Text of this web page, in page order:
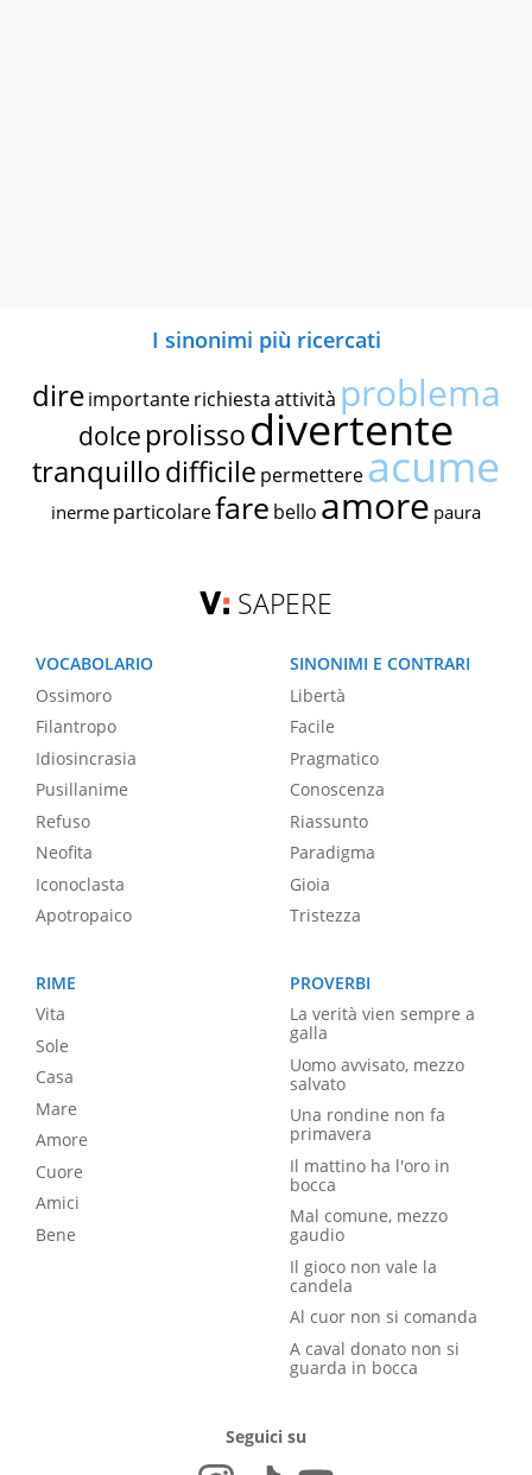
I sinonimi più ricercati
dire importante richiestaattività problema
dolce prolissodivertente
tranquillodifficile permettereacume
inerme particolarefare bello amore paura
SAPERE
VOCABOLARIO
Ossimoro
Filantropo
Idiosincrasia
Pusillanime
Refuso
Neofita
Iconoclasta
Apotropaico
SINONIMI E CONTRARI
Libertà
Facile
Pragmatico
Conoscenza
Riassunto
Paradigma
Gioia
Tristezza
RIME
Vita
Sole
Casa
Mare
Amore
Cuore
Amici
Bene
PROVERBI
La verità vien sempre a
galla
Uomo avvisato, mezzo
salvato
Una rondine non fa
primavera
Il mattino ha l'oro in
bocca
Mal comune, mezzo
gaudio
Il gioco non vale la
candela
Al cuor non si comanda
A caval donato non si
guarda in bocca
Seguici su